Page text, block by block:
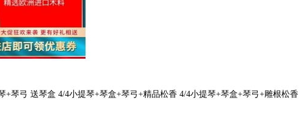
+琴弓 送琴盒 4/4小提琴+琴盒+琴弓+精品松香 4/4小提琴+琴盒+琴弓+雕根松香